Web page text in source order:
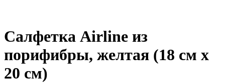
Салфетка Airline из
порифибры, желтая (18 см x
20 см)